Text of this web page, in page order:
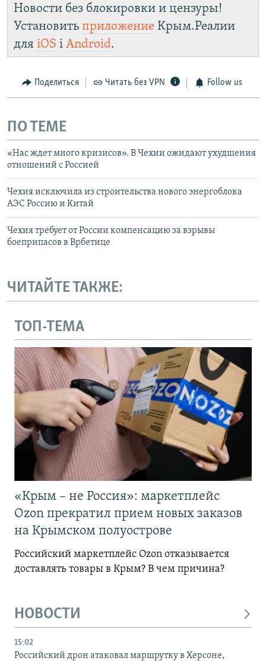
Новости без блокировки и цензуры!
Установить приложение Крым.Реалии
для iOS і Android.
Поделиться Читать без VPN Follow us
ПО ТЕМЕ
«Нас ждет много кризисов». В Чехии ожидают ухудшения
отношений с Россией
Чехия исключила из строительства нового энергоблока
АЭС Россию и Китай
Чехия требует от России компенсацию за взрывы
боеприпасов в Врбетице
ЧИТАЙТЕ ТАКЖЕ:
ТОП-ТЕМА
«Крым – не Россия»: маркетплейс
Ozon прекратил прием новых заказов
на Крымском полуострове
Российский маркетплейс Ozon отказывается
доставлять товары в Крым? В чем причина?
НОВОСТИ
15:02
Российский дрон атаковал маршрутку в Херсоне,